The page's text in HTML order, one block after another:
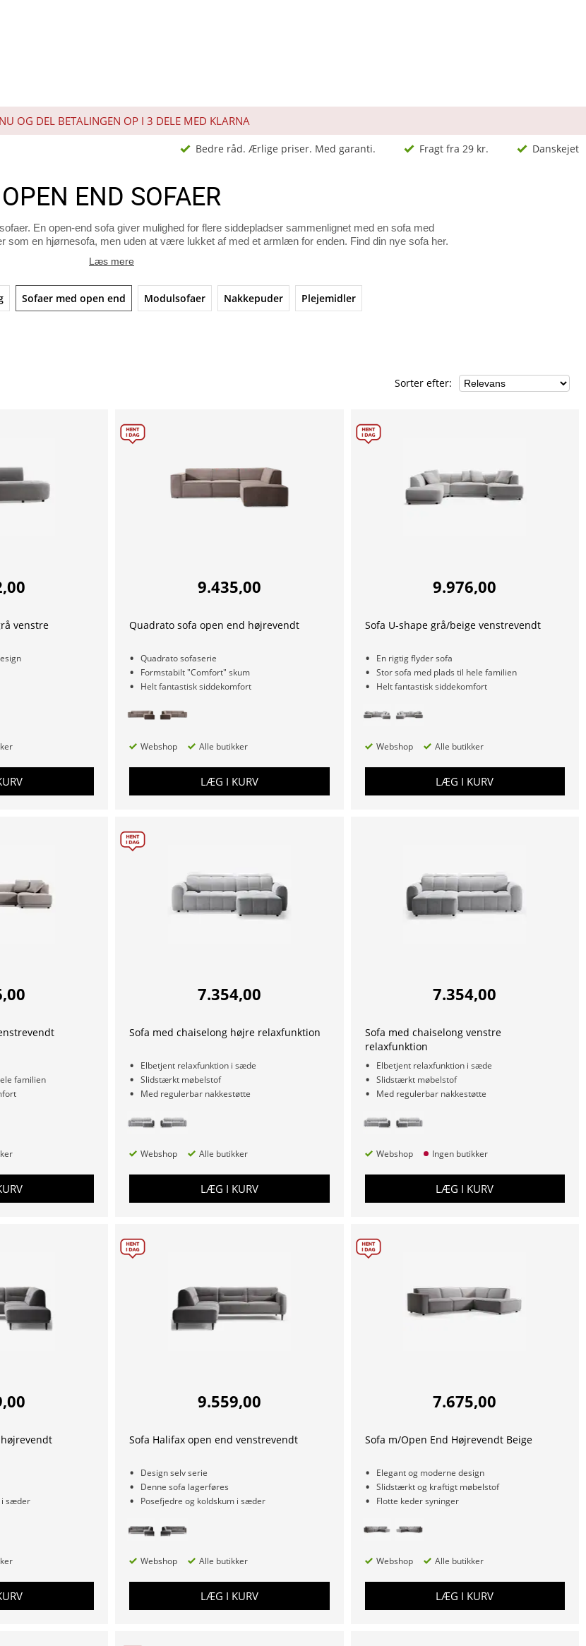
OG DEL BETALINGEN OP I 3 DELE MED KLARNA
Bedre råd. Ærlige priser. Med garanti. Fragt fra 29 kr. Danskejet
OPEN END SOFAER
En open-end sofa giver mulighed for flere siddepladser sammenlignet med en sofa med
som en hjørnesofa, men uden at være lukket af med et armlæn for enden. Find din nye sofa her.
Læs mere
Sofaer med open end Modulsofaer Nakkepuder Plejemidler
Sorter efter:
venstre
9.435,00
Quadrato sofa open end højrevendt
Quadrato sofaserie
Formstabilt "Comfort" skum
Helt fantastisk siddekomfort
Webshop Alle butikker
LÆG I KURV
9.976,00
Sofa U-shape grå/beige venstrevendt
En rigtig flyder sofa
Stor sofa med plads til hele familien
Helt fantastisk siddekomfort
Webshop Alle butikker
LÆG I KURV
familien
7.354,00
Sofa med chaiselong højre relaxfunktion
Elbetjent relaxfunktion i sæde
Slidstærkt møbelstof
Med regulerbar nakkestøtte
Webshop Alle butikker
LÆG I KURV
7.354,00
Sofa med chaiselong venstre
relaxfunktion
Elbetjent relaxfunktion i sæde
Slidstærkt møbelstof
Med regulerbar nakkestøtte
Webshop Ingen butikker
LÆG I KURV
i sæder
9.559,00
Sofa Halifax open end venstrevendt
Design selv serie
Denne sofa lagerføres
Posefjedre og koldskum i sæder
Webshop Alle butikker
LÆG I KURV
7.675,00
Sofa m/Open End Højrevendt Beige
Elegant og moderne design
Slidstærkt og kraftigt møbelstof
Flotte keder syninger
Webshop Alle butikker
LÆG I KURV